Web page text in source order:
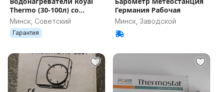
Thermo (30-100л) со
скидкой
Минск, Советский
Гарантия
Германия Рабочая
Минск, Заводской